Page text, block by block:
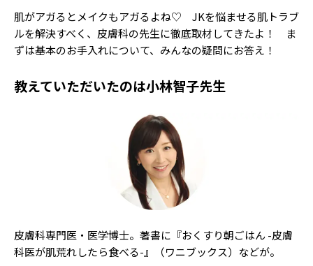
Instagram
YouTube
ゲッターズ飯田
MISS SEVENTEEN
ミスセブンティーンニュース
INFORMATION
について
Follow us
肌がアガるとメイクもアガるよね♡ JKを悩ませる肌トラブ
ルを解決すべく、皮膚科の先生に徹底取材してきたよ！ ま
ずは基本のお手入れについて、みんなの疑問にお答え！
教えていただいたのは小林智子先生
皮膚科専門医・医学博士。著書に『おくすり朝ごはん -皮膚
科医が肌荒れしたら食べる-』（ワニブックス）などが。